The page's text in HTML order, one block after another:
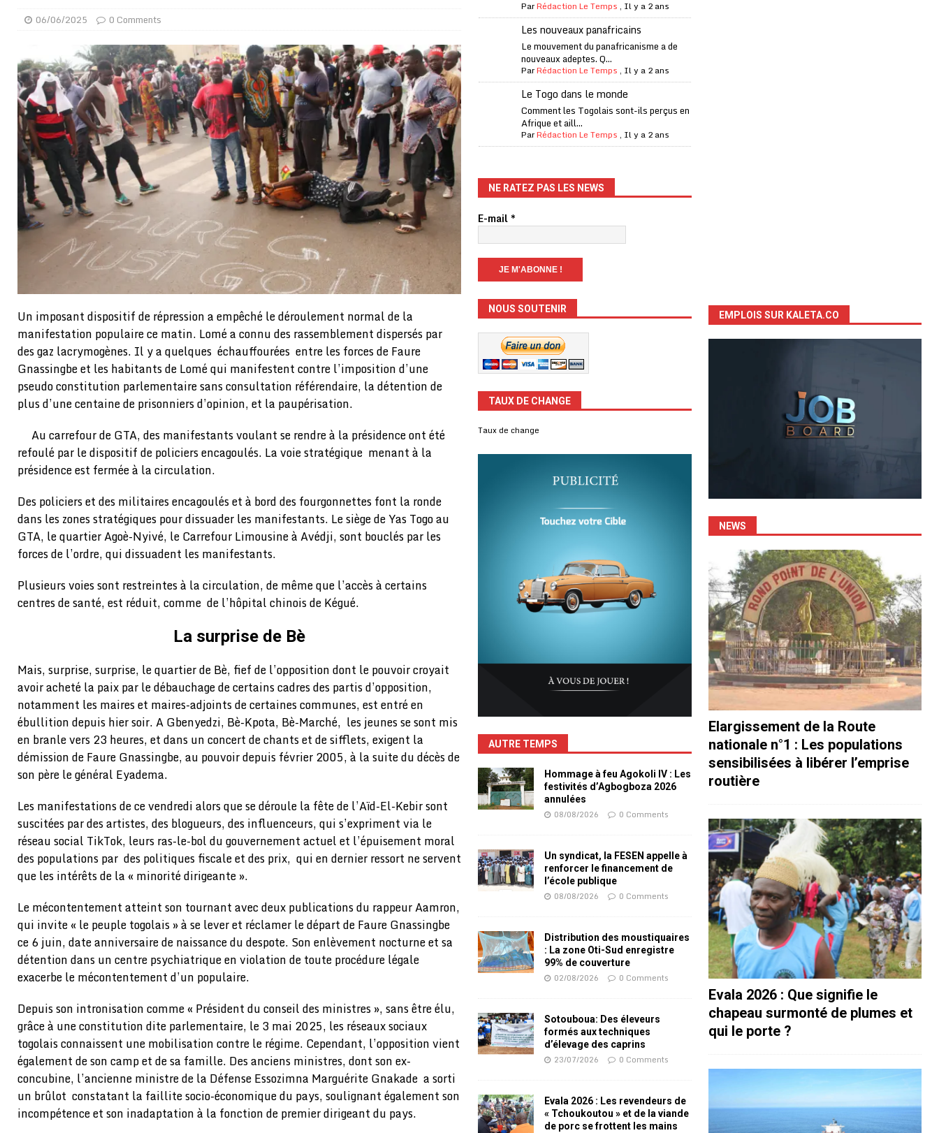
A LA UNE
[ 02/08/2026 ] Une factrice arrêtée après avoir volé un billet de loterie gagnant que son propriétaire avait envoyé à un proche
GENRE
[ 02/08/2026 ]
Distribution des moustiquaires : La zone Oti-Sud enregistre 99% de couverture
A LA UNE
[ 02/08/2026 ] La Confédération Africaine de Football (CAF) à contre-courant
COOPÉRATION
[ 01/08/2026 ]
Quatre candidats à la succession d’Infantino à la tête de la FIFA
A LA UNE
[ 01/08/2026 ]
Bénin : Romuald Wadagni reçoit le milliardaire Aliko Dangote
A LA UNE
[ 31/07/2026 ]
Niger : le FMI débloque une bouffée d’oxygène financière
ECONOMIE
[ 08/08/2026 ] Épinglé par le « Canard enchaîné », Bally Bagayoko visé par une plainte d’une asso anticorruption
GOUVERNANCE
[ 08/08/2026 ] Mali : prostitution, alcool… un casino clandestin impliquant des Chinois démantelé A LA UNE
06/06/2025 0 Comments
Un imposant dispositif de répression a empêché le déroulement normal de la
manifestation populaire ce matin. Lomé a connu des rassemblement dispersés par
des gaz lacrymogènes. Il y a quelques échauffourées entre les forces de Faure
Gnassingbe et les habitants de Lomé qui manifestent contre l’imposition d’une
pseudo constitution parlementaire sans consultation référendaire, la détention de
plus d’une centaine de prisonniers d’opinion, et la paupérisation.
Au carrefour de GTA, des manifestants voulant se rendre à la présidence ont été
refoulé par le dispositif de policiers encagoulés. La voie stratégique menant à la
présidence est fermée à la circulation.
Des policiers et des militaires encagoulés et à bord des fourgonnettes font la ronde
dans les zones stratégiques pour dissuader les manifestants. Le siège de Yas Togo au
GTA, le quartier Agoè-Nyivé, le Carrefour Limousine à Avédji, sont bouclés par les
forces de l’ordre, qui dissuadent les manifestants.
Plusieurs voies sont restreintes à la circulation, de même que l’accès à certains
centres de santé, est réduit, comme de l’hôpital chinois de Kégué.
La surprise de Bè
Mais, surprise, surprise, le quartier de Bè, fief de l’opposition dont le pouvoir croyait
avoir acheté la paix par le débauchage de certains cadres des partis d’opposition,
notamment les maires et maires-adjoints de certaines communes, est entré en
ébullition depuis hier soir. A Gbenyedzi, Bè-Kpota, Bè-Marché, les jeunes se sont mis
en branle vers 23 heures, et dans un concert de chants et de sifflets, exigent la
démission de Faure Gnassingbe, au pouvoir depuis février 2005, à la suite du décès de
son père le général Eyadema.
Les manifestations de ce vendredi alors que se déroule la fête de l’Aïd-El-Kebir sont
suscitées par des artistes, des blogueurs, des influenceurs, qui s’expriment via le
réseau social TikTok, leurs ras-le-bol du gouvernement actuel et l’épuisement moral
des populations par des politiques fiscale et des prix, qui en dernier ressort ne servent
que les intérêts de la « minorité dirigeante ».
Le mécontentement atteint son tournant avec deux publications du rappeur Aamron,
qui invite « le peuple togolais » à se lever et réclamer le départ de Faure Gnassingbe
ce 6 juin, date anniversaire de naissance du despote. Son enlèvement nocturne et sa
détention dans un centre psychiatrique en violation de toute procédure légale
exacerbe le mécontentement d’un populaire.
Depuis son intronisation comme « Président du conseil des ministres », sans être élu,
grâce à une constitution dite parlementaire, le 3 mai 2025, les réseaux sociaux
togolais connaissent une mobilisation contre le régime. Cependant, l’opposition vient
également de son camp et de sa famille. Des anciens ministres, dont son ex-
concubine, l’ancienne ministre de la Défense Essozimna Marguérite Gnakade a sorti
un brûlot constatant la faillite socio-économique du pays, soulignant également son
incompétence et son inadaptation à la fonction de premier dirigeant du pays.
ParRédaction Le Temps , Il y a 2 ans
Les nouveaux panafricains
Le mouvement du panafricanisme a de
nouveaux adeptes. Q...
ParRédaction Le Temps , Il y a 2 ans
Le Togo dans le monde
Comment les Togolais sont-ils perçus en
Afrique et aill...
ParRédaction Le Temps , Il y a 2 ans
NE RATEZ PAS LES NEWS
E-mail*
NOUS SOUTENIR
TAUX DE CHANGE
Taux de change
AUTRE TEMPS
Hommage à feu Agokoli IV : Les
festivités d’Agbogboza 2026
annulées
08/08/2026 0 Comments
Un syndicat, la FESEN appelle à
renforcer le financement de
l’école publique
08/08/2026 0 Comments
Distribution des moustiquaires
: La zone Oti-Sud enregistre
99% de couverture
02/08/2026 0 Comments
Sotouboua: Des éleveurs
formés aux techniques
d’élevage des caprins
23/07/2026 0 Comments
Evala 2026 : Les revendeurs de
« Tchoukoutou » et de la viande
de porc se frottent les mains
EMPLOIS SUR KALETA.CO
NEWS
Elargissement de la Route
nationale n°1 : Les populations
sensibilisées à libérer l’emprise
routière
Evala 2026 : Que signifie le
chapeau surmonté de plumes et
qui le porte ?